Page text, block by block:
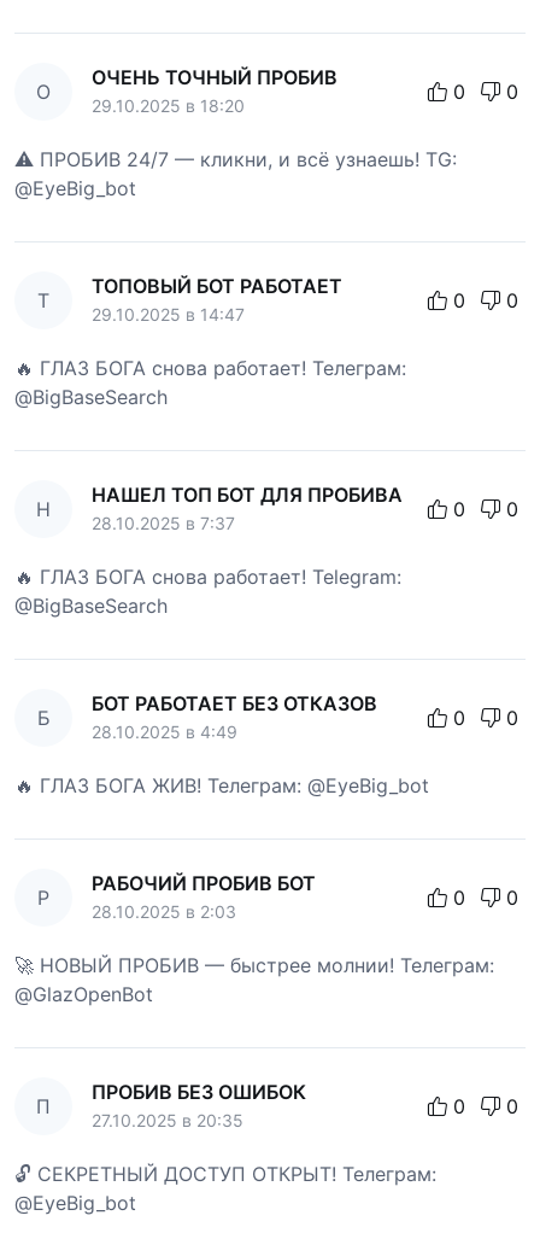
О
ОЧЕНЬ ТОЧНЫЙ ПРОБИВ
29.10.2025 в 18:20
0 0
⚠️ ПРОБИВ 24/7 — кликни, и всё узнаешь! TG:
@EyeBig_bot
Т
ТОПОВЫЙ БОТ РАБОТАЕТ
29.10.2025 в 14:47
0 0
🔥 ГЛАЗ БОГА снова работает! Телеграм:
@BigBaseSearch
Н
НАШЕЛ ТОП БОТ ДЛЯ ПРОБИВА
28.10.2025 в 7:37
0 0
🔥 ГЛАЗ БОГА снова работает! Telegram:
@BigBaseSearch
Б
БОТ РАБОТАЕТ БЕЗ ОТКАЗОВ
28.10.2025 в 4:49
0 0
🔥 ГЛАЗ БОГА ЖИВ! Телеграм: @EyeBig_bot
Р
РАБОЧИЙ ПРОБИВ БОТ
28.10.2025 в 2:03
0 0
🚀 НОВЫЙ ПРОБИВ — быстрее молнии! Телеграм:
@GlazOpenBot
П
ПРОБИВ БЕЗ ОШИБОК
27.10.2025 в 20:35
0 0
🔓 СЕКРЕТНЫЙ ДОСТУП ОТКРЫТ! Телеграм:
@EyeBig_bot